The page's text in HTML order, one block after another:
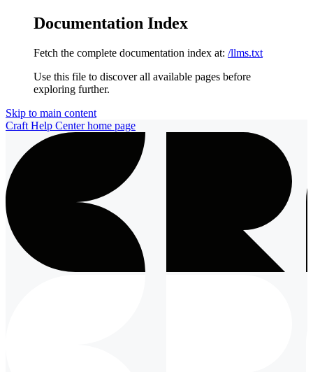
Documentation Index
Fetch the complete documentation index at: /llms.txt
Use this file to discover all available pages before
exploring further.
Skip to main content
Craft Help Centerhome page